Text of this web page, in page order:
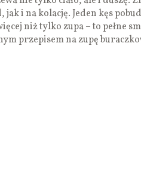
i na kolację. Jeden kęs
niż tylko zupa – to pełne
przepisem na zupę